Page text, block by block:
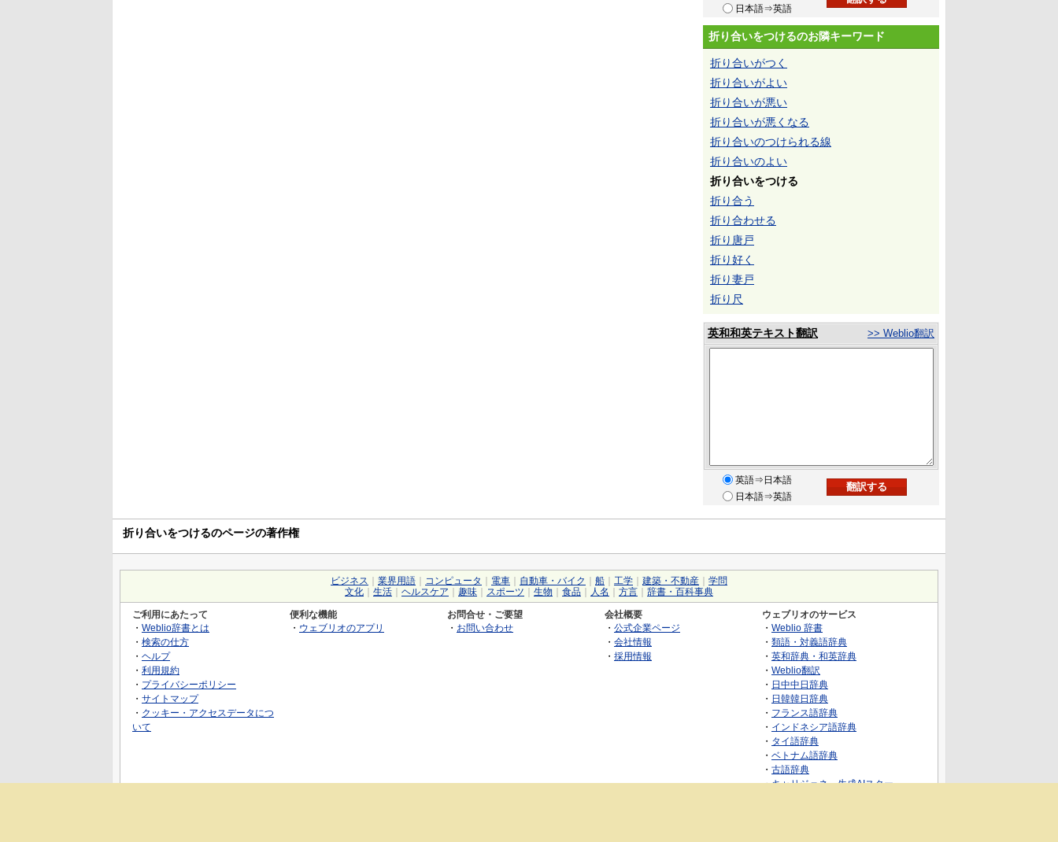
日本語⇒英語
折り合いをつけるのお隣キーワード
折り合いがつく
折り合いがよい
折り合いが悪い
折り合いが悪くなる
折り合いのつけられる線
折り合いのよい
折り合いをつける
折り合う
折り合わせる
折り唐戸
折り好く
折り妻戸
折り尺
英和和英テキスト翻訳 >> Weblio翻訳
英語⇒日本語
日本語⇒英語
折り合いをつけるのページの著作権
ビジネス 業界用語 コンピュータ 電車 自動車・バイク 船 工学 建築・不動産
学問
文化
生活 ヘルスケア 趣味 スポーツ 生物 食品 人名 方言 辞書・百科事典
ご利用にあたって
・ Weblio辞書とは
・ 検索の仕方
・ ヘルプ
・ 利用規約
・ プライバシーポリシー
・ サイトマップ
・ クッキー・アクセスデータにつ
いて
便利な機能
・ ウェブリオのアプリ
お問合せ・ご要望
・ お問い合わせ
会社概要
・ 公式企業ページ
・ 会社情報
・ 採用情報
ウェブリオのサービス
・ Weblio 辞書
・ 類語・対義語辞典
・ 英和辞典・和英辞典
・ Weblio翻訳
・ 日中中日辞典
・ 日韓韓日辞典
・ フランス語辞典
・ インドネシア語辞典
・ タイ語辞典
・ ベトナム語辞典
・ 古語辞典
・キャリジェネ～生成AIスクー